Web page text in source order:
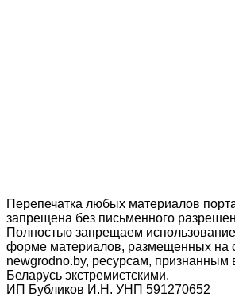
Перепечатка любых материалов
запрещена без письменного
Полностью запрещаем
форме материалов, размещенных на
newgrodno.by, ресурсам, признанным
Беларусь экстремистскими.
ИП Бубликов И.Н. УНП 591270652